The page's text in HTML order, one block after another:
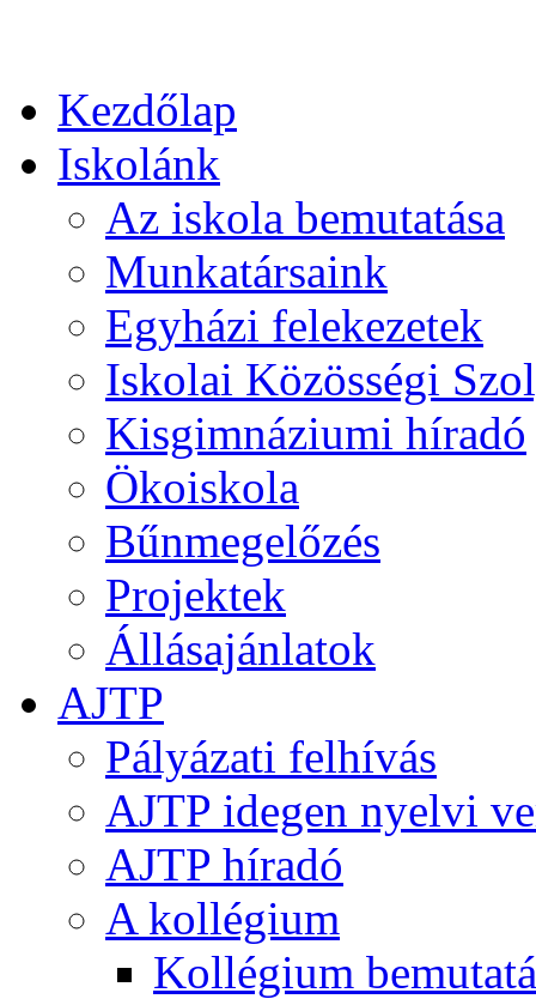
Kezdőlap
Iskolánk
Az iskola bemutatása
Munkatársaink
Egyházi felekezetek
Iskolai Közösségi
Kisgimnáziumi híradó
Ökoiskola
Bűnmegelőzés
Projektek
Állásajánlatok
AJTP
Pályázati felhívás
AJTP idegen nyelvi
AJTP híradó
A kollégium
Kollégium